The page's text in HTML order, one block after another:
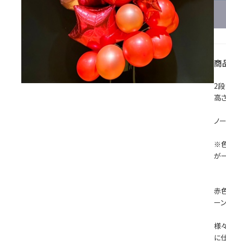
商
2段
高
ノ
※
が
赤
ー
様
に